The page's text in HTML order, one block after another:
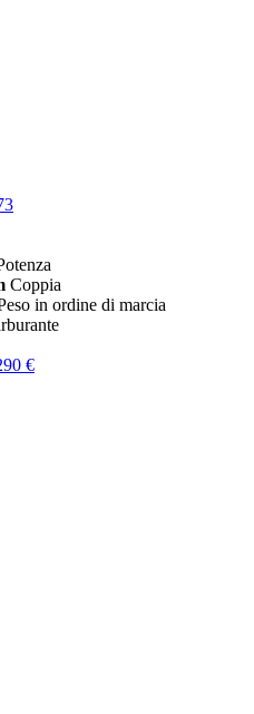
Coppia
in ordine di marcia
€